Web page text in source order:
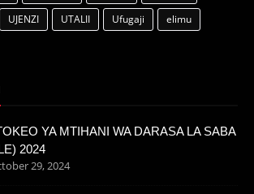
UJENZI UTALII Ufugaji
elimu
YA MTIHANI WA DARASA LA SABA
2024
29, 2024